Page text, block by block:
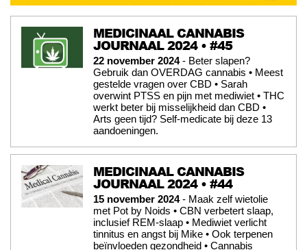
MEDICINAAL CANNABIS
JOURNAAL 2024 • #45
22 november 2024- Beter slapen?
Gebruik dan OVERDAG cannabis • Meest
gestelde vragen over CBD • Sarah
overwint PTSS en pijn met mediwiet • THC
werkt beter bij misselijkheid dan CBD •
Arts geen tijd? Self-medicate bij deze 13
aandoeningen.
MEDICINAAL CANNABIS
JOURNAAL 2024 • #44
15 november 2024- Maak zelf wietolie
met Pot by Noids • CBN verbetert slaap,
inclusief REM-slaap • Mediwiet verlicht
tinnitus en angst bij Mike • Ook terpenen
beïnvloeden gezondheid • Cannabis